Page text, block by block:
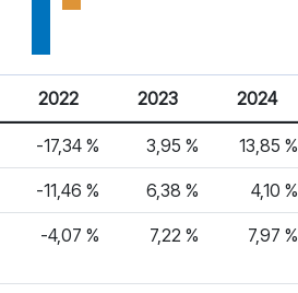
2022 2023 2024
-17,34 % 3,95 % 13,85 %
-11,46 % 6,38 % 4,10 %
-4,07 % 7,22 % 7,97 %